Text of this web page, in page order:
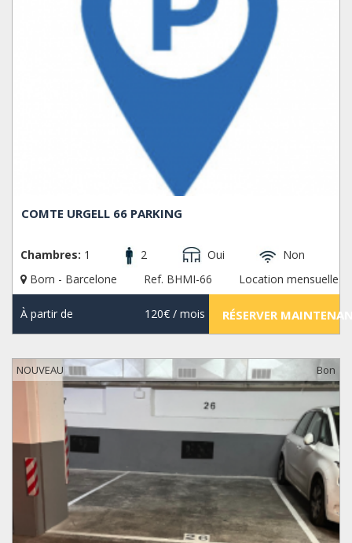
COMTE URGELL 66 PARKING
Chambres: 1 2 Oui
Non
Born - Barcelone
Ref. BHMI-66 Location mensuelle
À partir de 120€/ mois RÉSERVER
NOUVEAU Bon